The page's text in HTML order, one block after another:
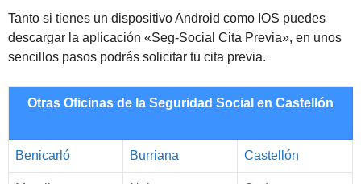
Tanto si tienes un dispositivo Android como IOS puedes
descargar la aplicación «Seg-Social Cita Previa», en unos
sencillos pasos podrás solicitar tu cita previa.
Otras Oficinas de la Seguridad Social en Castellón
Benicarló Burriana Castellón